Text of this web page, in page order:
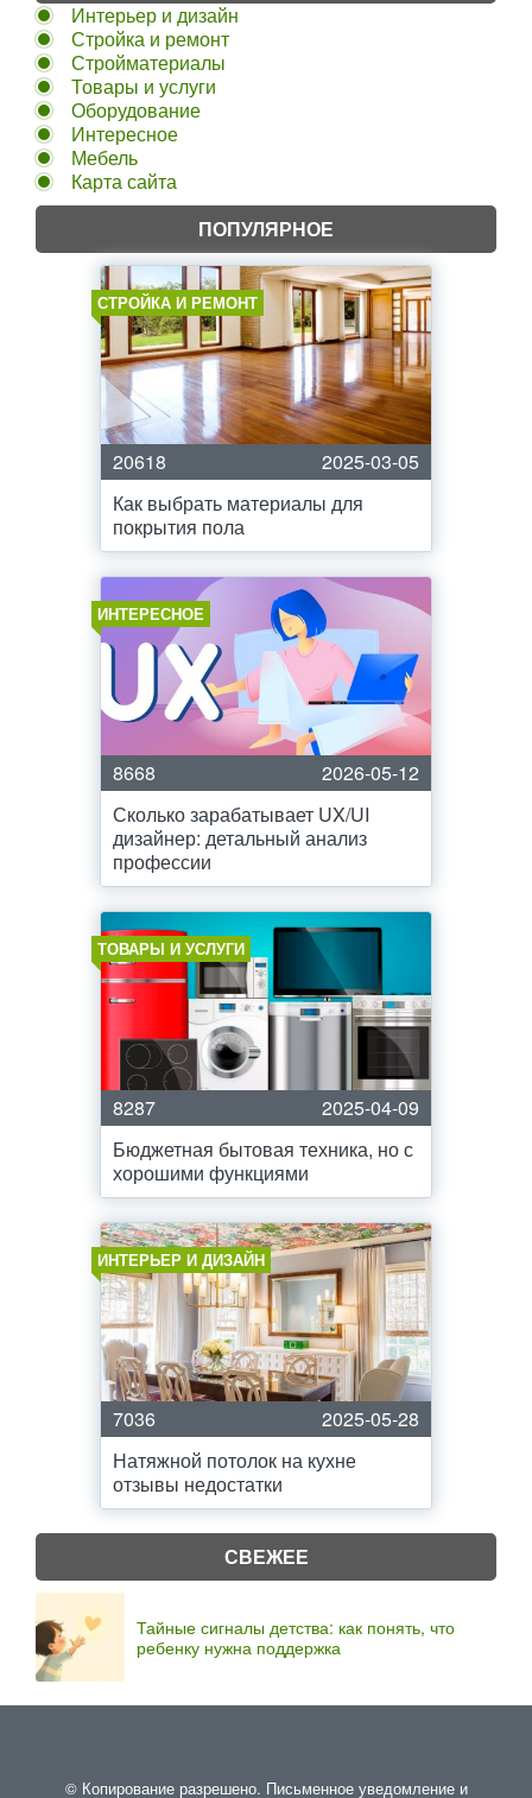
Интерьер и дизайн
Стройка и ремонт
Стройматериалы
Товары и услуги
Оборудование
Интересное
Мебель
Карта сайта
ПОПУЛЯРНОЕ
СТРОЙКА И РЕМОНТ
20618
2025-03-05
Как выбрать материалы для
покрытия пола
ИНТЕРЕСНОЕ
8668
2026-05-12
Сколько зарабатывает UX/UI
дизайнер: детальный анализ
профессии
ТОВАРЫ И УСЛУГИ
8287
2025-04-09
Бюджетная бытовая техника, но с
хорошими функциями
ИНТЕРЬЕР И ДИЗАЙН
7036
2025-05-28
Натяжной потолок на кухне
отзывы недостатки
СВЕЖЕЕ
Тайные сигналы детства: как понять, что
ребенку нужна поддержка
© Копирование разрешено. Письменное уведомление и